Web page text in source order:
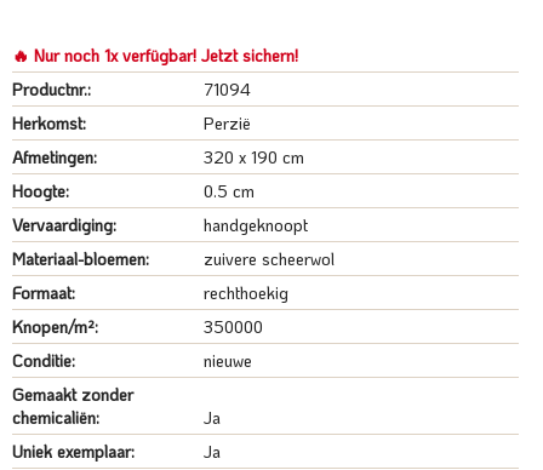
🔥 Nur noch 1x verfügbar! Jetzt sichern!
Productnr.:
71094
Herkomst:
Perzië
Afmetingen:
320 x 190 cm
Hoogte:
0.5 cm
Vervaardiging:
handgeknoopt
Materiaal-bloemen:
zuivere scheerwol
Formaat:
rechthoekig
Knopen/m²:
350000
Conditie:
nieuwe
Gemaakt zonder
chemicaliën:
Ja
Uniek exemplaar:
Ja